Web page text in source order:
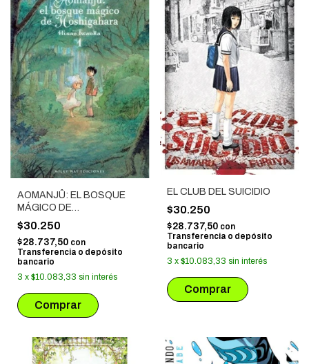
AOMANJÛ: EL BOSQUE
MÁGICO DE
HOSHIGAHARA # 01
$30.250
$28.737,50 con
Transferencia o depósito
bancario
3 x $10.083,33 sin interés
EL CLUB DEL SUICIDIO
$30.250
$28.737,50 con
Transferencia o depósito
bancario
3 x $10.083,33 sin interés